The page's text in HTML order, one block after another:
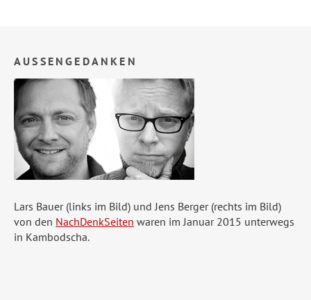
AUSSENGEDANKEN
Lars Bauer (links im Bild) und Jens Berger (rechts im Bild)
von den NachDenkSeiten waren im Januar 2015 unterwegs
in Kambodscha.